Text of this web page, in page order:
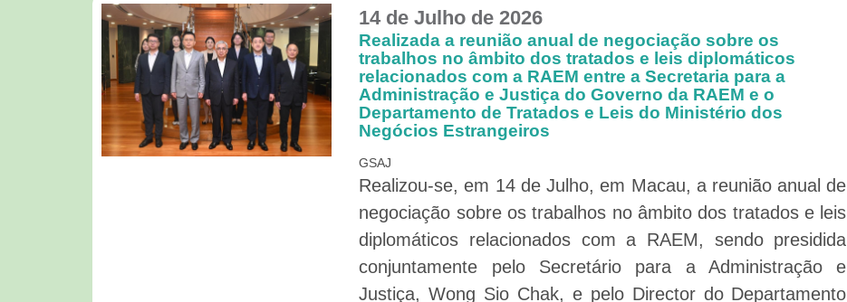
14 de Julho de 2026
Realizada a reunião anual de negociação sobre os
trabalhos no âmbito dos tratados e leis diplomáticos
relacionados com a RAEM entre a Secretaria para a
Administração e Justiça do Governo da RAEM e o
Departamento de Tratados e Leis do Ministério dos
Negócios Estrangeiros
GSAJ
Realizou-se, em 14 de Julho, em Macau, a reunião anual de
negociação sobre os trabalhos no âmbito dos tratados e leis
diplomáticos relacionados com a RAEM, sendo presidida
conjuntamente pelo Secretário para a Administração e
Justiça, Wong Sio Chak, e pelo Director do Departamento